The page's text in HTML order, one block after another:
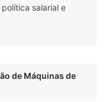
salarial e
de Máquinas de